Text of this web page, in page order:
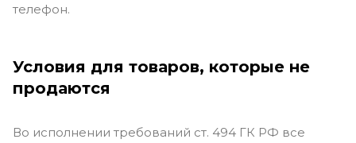
телефон.
Условия для товаров, которые не
продаются
Во исполнении требований ст. 494 ГК РФ все